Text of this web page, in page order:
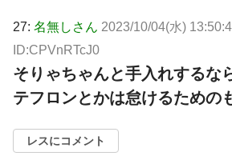
27: 名無しさん 2023/10/04(水)
ID:CPVnRTcJ0
そりゃちゃんと手入れするな
テフロンとかは怠けるための
レスにコメント